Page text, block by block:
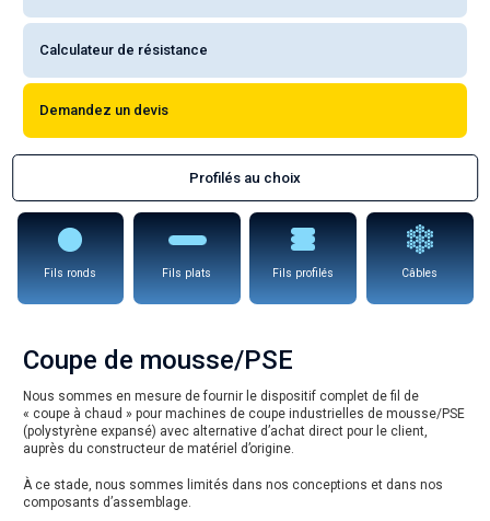
Calculateur de résistance
Demandez un devis
Profilés au choix
Fils ronds Fils plats Fils profilés Câbles
Coupe de mousse/PSE
Nous sommes en mesure de fournir le dispositif complet de fil de
« coupe à chaud » pour machines de coupe industrielles de mousse/PSE
(polystyrène expansé) avec alternative d’achat direct pour le client,
auprès du constructeur de matériel d’origine.
À ce stade, nous sommes limités dans nos conceptions et dans nos
composants d’assemblage.